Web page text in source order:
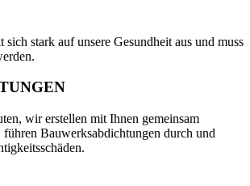
stark auf unsere Gesundheit aus und muss
wir erstellen mit Ihnen gemeinsam
führen Bauwerksabdichtungen durch und